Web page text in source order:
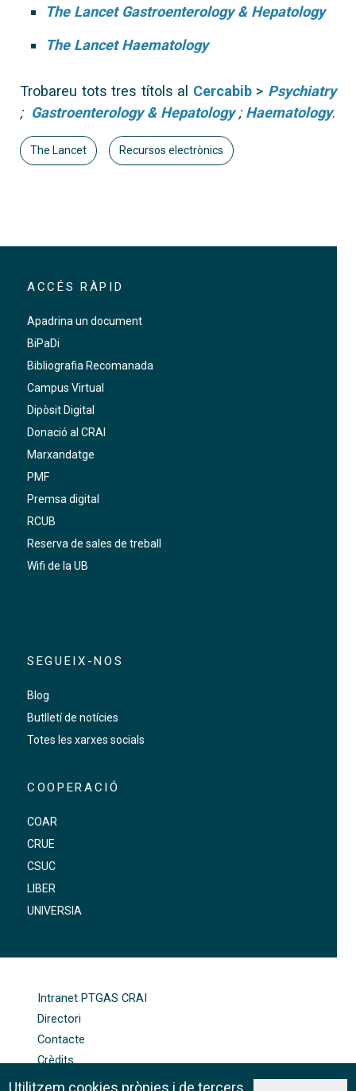
The Lancet Gastroenterology & Hepatology
The Lancet Haematology
Trobareu tots tres títols al Cercabib> Psychiatry
; Gastroenterology & Hepatology;Haematology.
The Lancet Recursos electrònics
ACCÉS RÀPID
Apadrina un document
BiPaDi
Bibliografia Recomanada
Campus Virtual
Dipòsit Digital
Donació al CRAI
Marxandatge
PMF
Premsa digital
RCUB
Reserva de sales de treball
Wifi de la UB
SEGUEIX-NOS
Blog
Butlletí de notícies
Totes les xarxes socials
COOPERACIÓ
COAR
CRUE
CSUC
LIBER
UNIVERSIA
Intranet PTGAS CRAI
Directori
Contacte
Crèdits
Utilitzem cookies pròpies i de tercers